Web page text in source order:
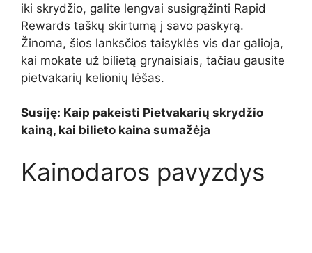
iki skrydžio, galite lengvai susigrąžinti Rapid
Rewards taškų skirtumą į savo paskyrą.
Žinoma, šios lanksčios taisyklės vis dar galioja,
kai mokate už bilietą grynaisiais, tačiau gausite
pietvakarių kelionių lėšas.
Susiję: Kaip pakeisti Pietvakarių skrydžio
kainą, kai bilieto kaina sumažėja
Kainodaros pavyzdys